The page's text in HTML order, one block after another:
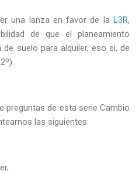
una lanza en favor de la L3R,
de que el planeamiento
suelo para alquiler, eso si, de
preguntas de esta serie Cambio
las siguientes: